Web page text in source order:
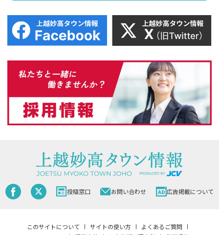
投稿窓口 お問い合わせ 広告掲載について
このサイトについて サイトの使い方
よくあるご質問